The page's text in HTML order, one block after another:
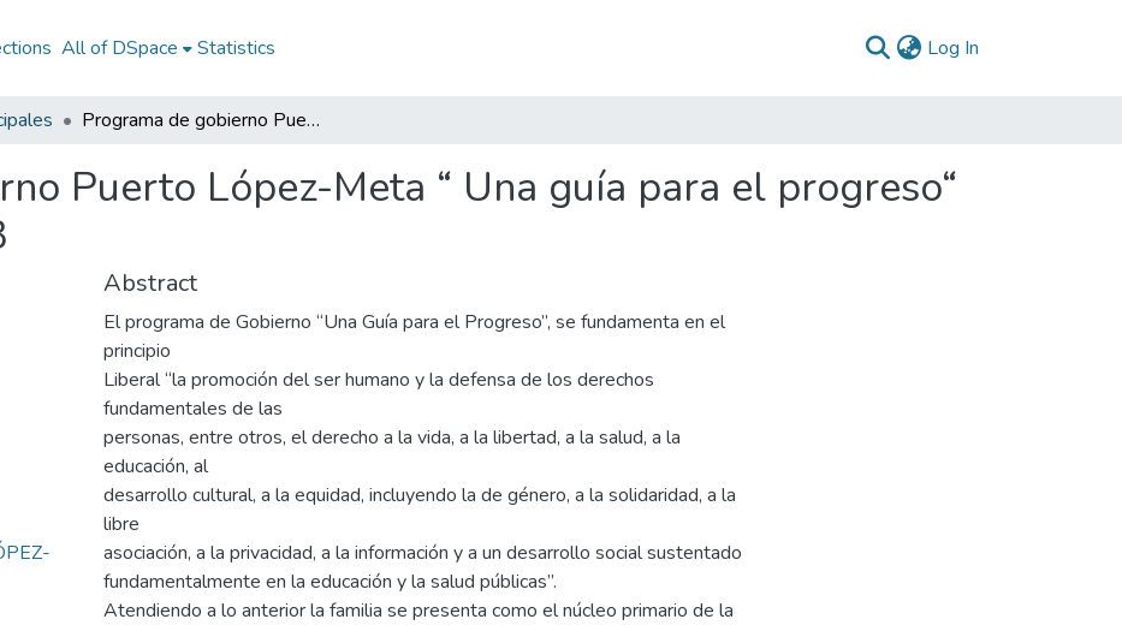
All of DSpace Statistics Log In
Programa de gobierno Puerto López-Meta “ Una guía para el progreso“ período 2020-2023
Puerto López-Meta “ Una guía para el progreso“
Abstract
El programa de Gobierno “Una Guía para el Progreso”, se fundamenta en el
principio
Liberal “la promoción del ser humano y la defensa de los derechos
fundamentales de las
personas, entre otros, el derecho a la vida, a la libertad, a la salud, a la
educación, al
desarrollo cultural, a la equidad, incluyendo la de género, a la solidaridad, a la
libre
asociación, a la privacidad, a la información y a un desarrollo social sustentado
fundamentalmente en la educación y la salud públicas”.
Atendiendo a lo anterior la familia se presenta como el núcleo primario de la